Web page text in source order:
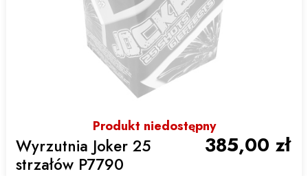
Produkt niedostępny
Wyrzutnia Joker 25
strzałów P7790
385,00 zł